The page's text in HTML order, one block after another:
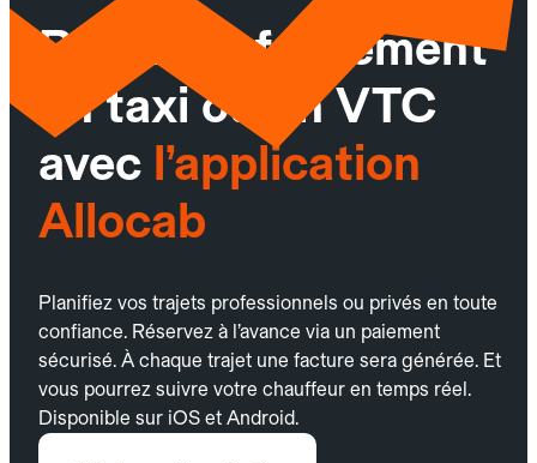
Réservez facilement
un taxi ou un VTC
avec l’application
Allocab
Planifiez vos trajets professionnels ou privés en toute
confiance. Réservez à l’avance via un paiement
sécurisé. À chaque trajet une facture sera générée. Et
vous pourrez suivre votre chauffeur en temps réel.
Disponible sur iOS et Android.